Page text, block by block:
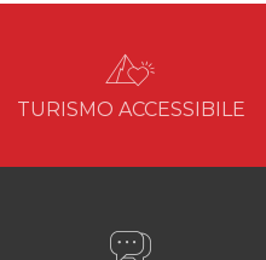
TURISMO ACCESSIBILE